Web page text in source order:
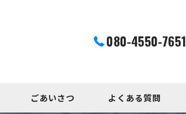
080-4550-7651
ごあいさつ よくある質問